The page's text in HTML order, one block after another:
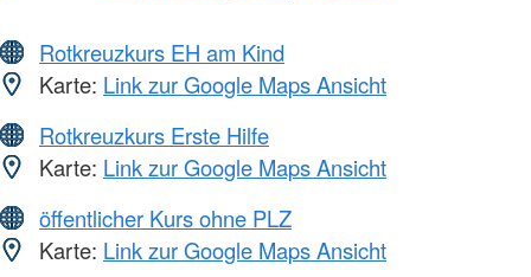
Rotkreuzkurs EH am Kind
Karte: Link zur Google Maps Ansicht
Rotkreuzkurs Erste Hilfe
Karte: Link zur Google Maps Ansicht
öffentlicher Kurs ohne PLZ
Karte: Link zur Google Maps Ansicht